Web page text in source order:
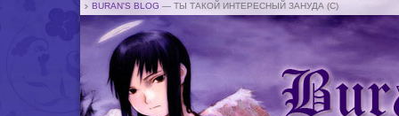
BURAN'S BLOG — ТЫ ТАКОЙ ИНТЕРЕСНЫЙ ЗАНУДА (С)